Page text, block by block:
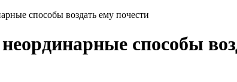
способы воздать ему почести
способы